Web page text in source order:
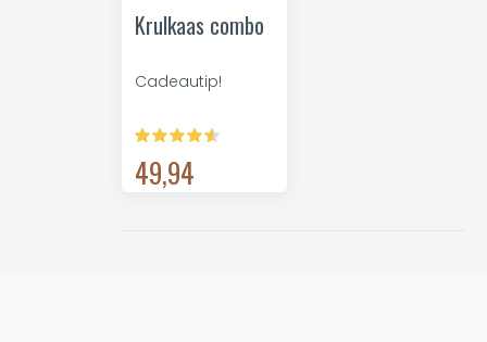
Krulkaas combo
Cadeautip!
49,94